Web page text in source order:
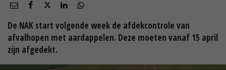
De NAK start volgende week de afdekcontrole van
afvalhopen met aardappelen. Deze moeten vanaf 15 april
zijn afgedekt.